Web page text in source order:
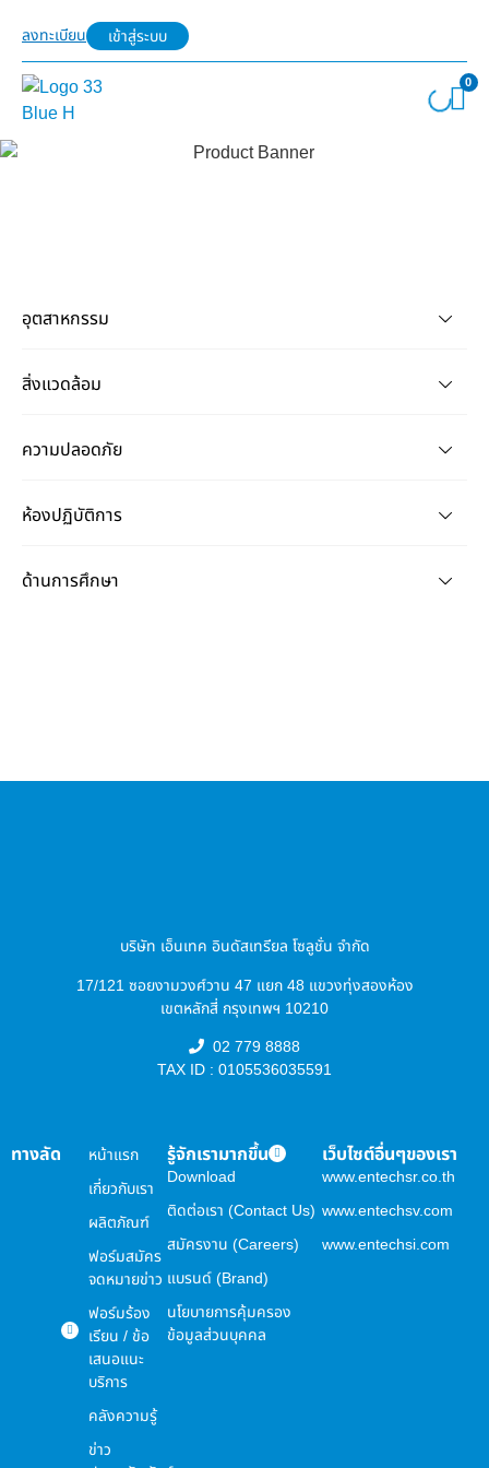
ลงทะเบียน เข้าสู่ระบบ
0
อุตสาหกรรม
สิ่งแวดล้อม
ความปลอดภัย
ห้องปฏิบัติการ
ด้านการศึกษา
บริษัท เอ็นเทค อินดัสเทรียล โซลูชั่น จำกัด
17/121 ซอยงามวงศ์วาน 47 แยก 48 แขวงทุ่งสองห้อง
เขตหลักสี่ กรุงเทพฯ 10210
02 779 8888
TAX ID : 0105536035591
ทางลัด
หน้าแรก
เกี่ยวกับเรา
ผลิตภัณฑ์
ฟอร์มสมัคร
จดหมายข่าว
ฟอร์มร้อง
เรียน / ข้อ
เสนอแนะ
บริการ
คลังความรู้
ข่าว
รู้จักเรามากขึ้น
Download
ติดต่อเรา (Contact Us)
สมัครงาน (Careers)
แบรนด์ (Brand)
นโยบายการคุ้มครอง
ข้อมูลส่วนบุคคล
เว็บไซต์อื่นๆของเรา
www.entechsr.co.th
www.entechsv.com
www.entechsi.com